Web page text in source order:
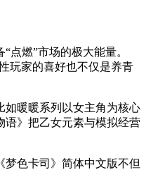
燃”市场的极大能量。
玩家的喜好也不仅是养青
如暖暖系列以女主角为核心
语》把乙女元素与模拟经营
色卡司》简体中文版不但